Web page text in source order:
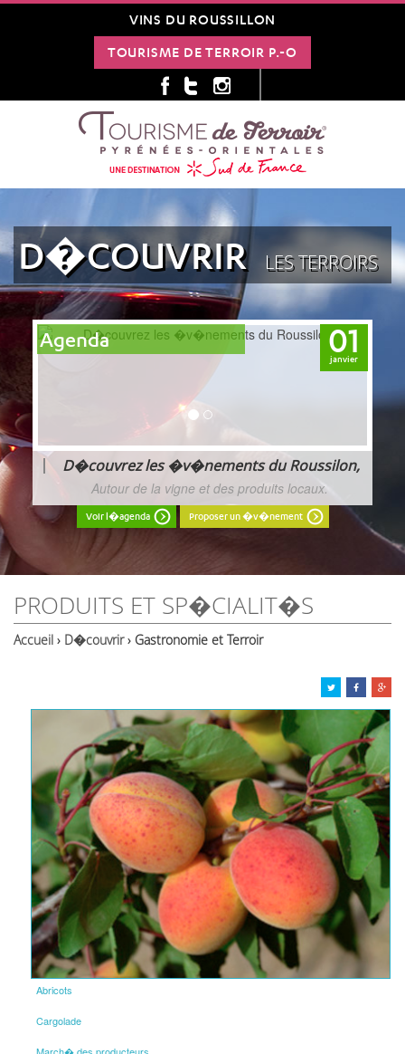
VINS DU ROUSSILLON
TOURISME DE TERROIR P.-O
D�COUVRIR LES TERROIRS
01 Agenda
Les Rendez-Vous Gourmands - Automne
Balades, d�gustations, visites, festivals et
vous attendent pour prolonger l'�t�. Retrouvez
l'agenda des Rendez-Vous Gourmands de cet
PRODUITS ET SP�CIALIT�S
Accueil › D�couvrir› Gastronomie et Terroir
Abricots
Cargolade